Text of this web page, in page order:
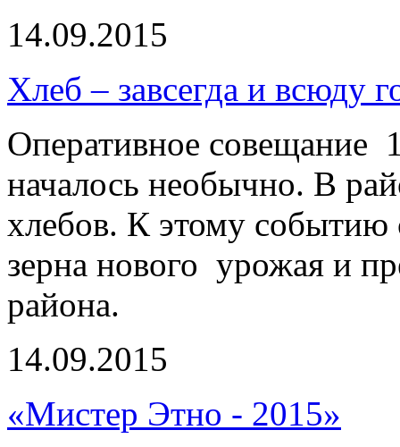
14.09.2015
Хлеб – завсегда и всюду
Оперативное совещание
началось необычно. В
хлебов. К этому событию
зерна нового урожая и
района.
14.09.2015
«Мистер Этно - 2015»